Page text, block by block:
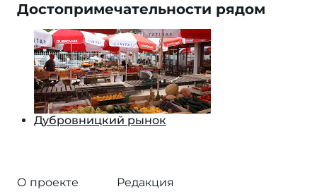
Достопримечательности рядом
Дубровницкий рынок
О проекте
Редакция